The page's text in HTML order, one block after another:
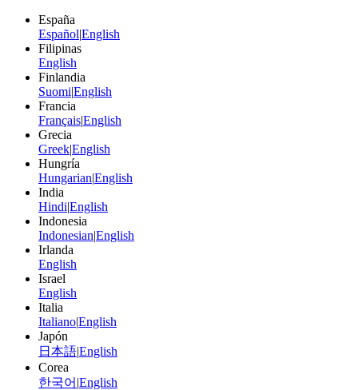
España
Español|English
Filipinas
English
Finlandia
Suomi|English
Francia
Français|English
Grecia
Greek|English
Hungría
Hungarian|English
India
Hindi|English
Indonesia
Indonesian|English
Irlanda
English
Israel
English
Italia
Italiano|English
Japón
日本語|English
Corea
한국어 |English